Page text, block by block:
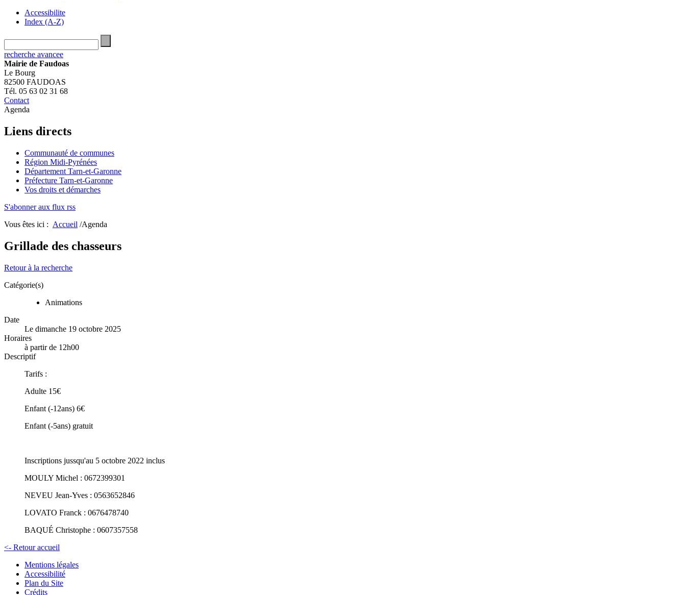
Accessibilite
Index (A-Z)
recherche avancee
Mairie de Faudoas
Le Bourg
82500 FAUDOAS
Tél. 05 63 02 31 68
Contact
Agenda
Liens directs
Communauté de communes
Région Midi-Pyrénées
Département Tarn-et-Garonne
Préfecture Tarn-et-Garonne
Vos droits et démarches
S'abonner aux flux rss
Vous êtes ici : Accueil /Agenda
Grillade des chasseurs
Retour à la recherche
Catégorie(s)
Animations
Date
Le dimanche 19 octobre 2025
Horaires
à partir de 12h00
Descriptif
Tarifs :
Adulte 15€
Enfant (-12ans) 6€
Enfant (-5ans) gratuit
Inscriptions jussqu'au 5 octobre 2022 inclus
MOULY Michel : 0672399301
NEVEU Jean-Yves : 0563652846
LOVATO Franck : 0676478740
BAQUÉ Christophe : 0607357558
<- Retour accueil
Mentions légales
Accessibilité
Plan du Site
Crédits